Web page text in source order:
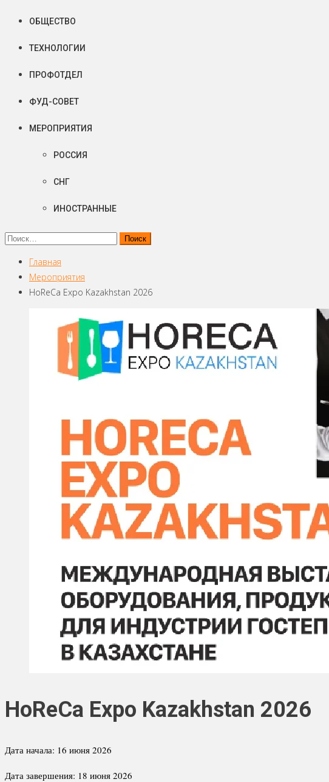
ОБЩЕСТВО
ТЕХНОЛОГИИ
ПРОФОТДЕЛ
ФУД-СОВЕТ
МЕРОПРИЯТИЯ
РОССИЯ
СНГ
ИНОСТРАННЫЕ
Найти:
Главная
Мероприятия
HoReCa Expo Kazakhstan 2026
HoReCa Expo Kazakhstan 2026
Дата начала: 16 июня 2026
Дата завершения: 18 июня 2026